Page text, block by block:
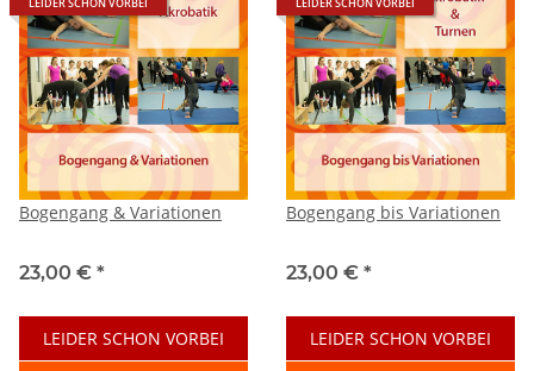
Bogengang & Variationen
23,00 € *
LEIDER SCHON VORBEI
Bogengang bis Variationen
23,00 € *
LEIDER SCHON VORBEI